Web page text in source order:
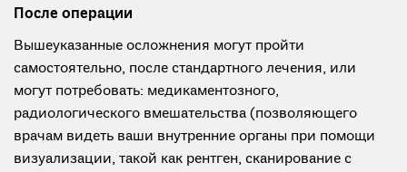
После операции
Вышеуказанные осложнения могут пройти
самостоятельно, после стандартного лечения, или
могут потребовать: медикаментозного,
радиологического вмешательства (позволяющего
врачам видеть ваши внутренние органы при помощи
визуализации, такой как рентген, сканирование с